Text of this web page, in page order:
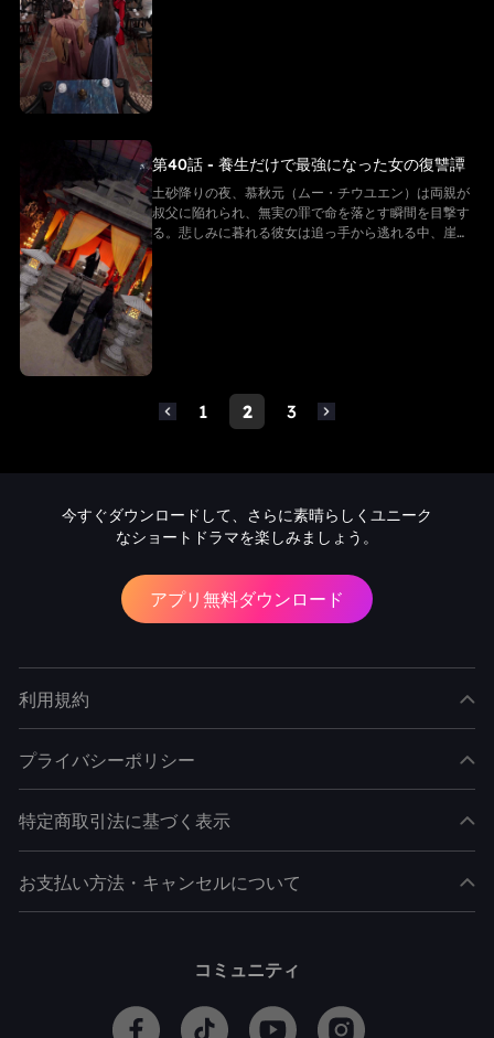
る隠遁の仙に救われる。復讐を誓う慕秋元は修行を懇
願するが、白尊者が授けたのは「ただの養生法」。
第40話 - 養生だけで最強になった女の復讐譚
土砂降りの夜、慕秋元（ムー・チウユエン）は両親が
叔父に陥れられ、無実の罪で命を落とす瞬間を目撃す
る。悲しみに暮れる彼女は追っ手から逃れる中、崖か
ら転落してしまう。だが、彼女は「白尊者」と呼ばれ
る隠遁の仙に救われる。復讐を誓う慕秋元は修行を懇
願するが、白尊者が授けたのは「ただの養生法」。
──そう思われていた。 その“養生功”こそ、実は仙界
最上級の秘法。そして慕秋元の身体は、万年に一度の
1 2 3
今すぐダウンロードして、さらに素晴らしくユニーク
なショートドラマを楽しみましょう。
アプリ無料ダウンロード
利用規約
プライバシーポリシー
特定商取引法に基づく表示
お支払い方法・キャンセルについて
コミュニティ